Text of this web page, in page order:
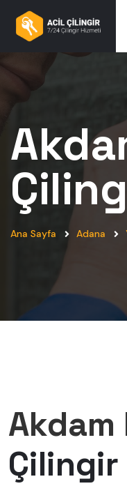
Ana Sayfa Adana
Akdam
Çilingir